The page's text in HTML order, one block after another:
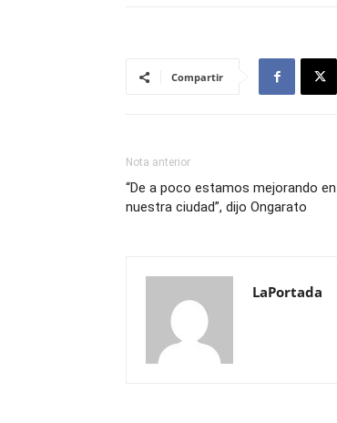
Compartir
Nota anterior
“De a poco estamos mejorando
nuestra ciudad”, dijo Ongarato
LaPortada